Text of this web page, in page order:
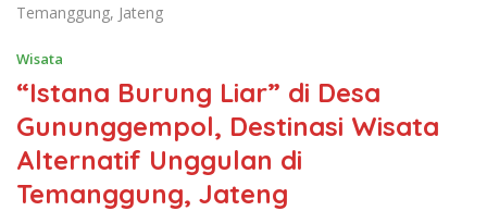
Temanggung, Jateng
Wisata
“Istana Burung Liar” di Desa
Gununggempol, Destinasi Wisata
Alternatif Unggulan di
Temanggung, Jateng